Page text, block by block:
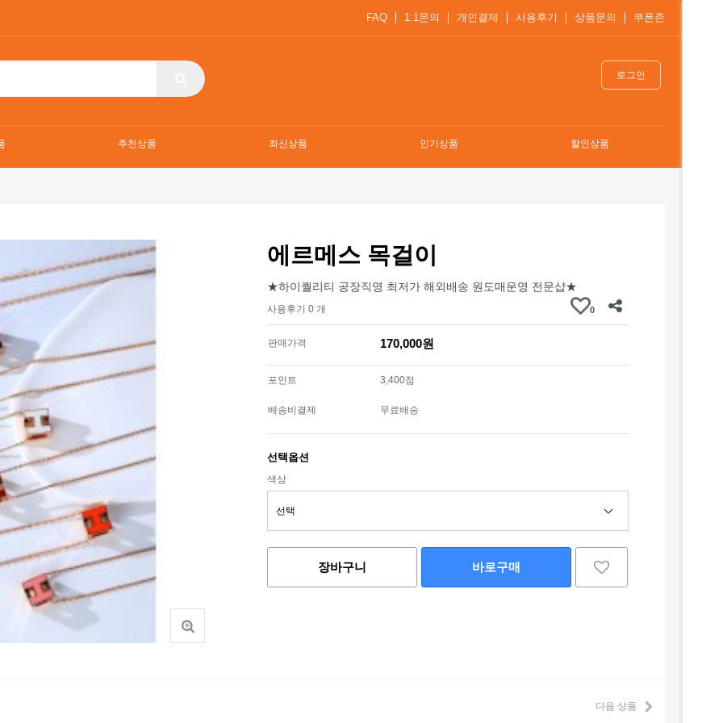
FAQ 1:1문의 개인결제 사용후기 상품문의 쿠폰존
로그인
추천상품 최신상품 인기상품 할인상품
에르메스 목걸이
★하이퀄리티 공장직영 최저가 해외배송 원도매운영 전문샵★
사용후기 0 개 0
판매가격 170,000원
포인트 3,400점
배송비결제 무료배송
선택옵션
색상
장바구니 바로구매
다음 상품